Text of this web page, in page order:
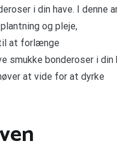
i din have. I denne
og pleje,
at forlænge
smukke bonderoser i din
at vide for at dyrke